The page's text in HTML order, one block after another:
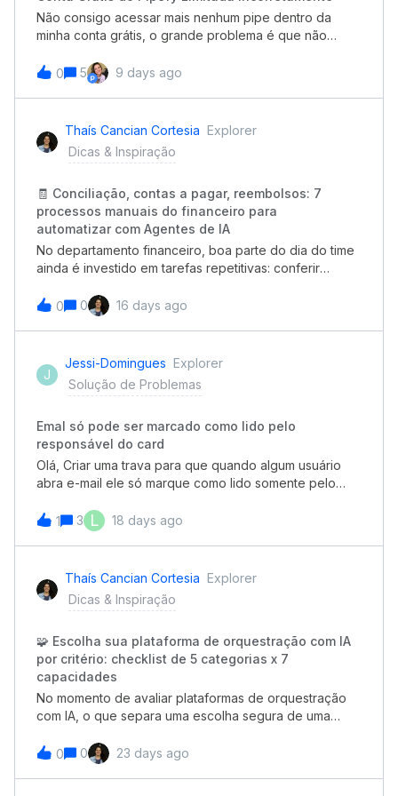
Não consigo acessar mais nenhum pipe dentro da
minha conta grátis, o grande problema é que não
desse
link: https://app.pipefy.com/public/form/cRg8rA__ se
ajudem a desbloquear minha conta, por
favor.id:302396264
0 5 9 days ago
Thaís Cancian Cortesia Explorer
Dicas & Inspiração
🧾 Conciliação, contas a pagar, reembolsos: 7
processos manuais do financeiro para
automatizar com Agentes de IA
No departamento financeiro, boa parte do dia do time
ainda é investido em tarefas repetitivas: conferir
recebíveis e validar notas e comprovantes. É um
trabalho essencial, mas que rende pouco quando feito
com a McKinsey, a IA Generativa pode automatizar de
60% a 70% das atividades operacionais que mais
consomem o tempo das equipes.Com Agentes de IA,
os documentos, valida os dados, classifica e roteia as
demandas, aprova dentro das regras e envia para uma
pessoa apenas o que realmente exige decisão
humana. ⭐ Case de sucesso real ⭐ Com os Agentes de
financeiras para escolas — reduziu 50% do tempo de
processamento de pagamentos em Contas a Pagar,
ver o passo a passo dos 7 processos e como aplicá-
los no seu time?Recomendamos a leitura
0 0 16 days ago
J
Jessi-Domingues Explorer
Solução de Problemas
Emal só pode ser marcado como lido pelo
responsável do card
Olá, Criar uma trava para que quando algum usuário
abra e-mail ele só marque como lido somente pelo
responsável a Nathali.Eu consigo marcar como lido e o
responsável do card nunca terá conhecimento deste
marcar o e-mail como não lido novamente.
1 3 L 18 days ago
Thaís Cancian Cortesia Explorer
Dicas & Inspiração
🧩 Escolha sua plataforma de orquestração com IA
por critério: checklist de 5 categorias x 7
capacidades
No momento de avaliar plataformas de orquestração
com IA, o que separa uma escolha segura de uma
essas capacidades, 7 delas fazem a
diferença:Orquestração de processos cross-
0 0 23 days ago